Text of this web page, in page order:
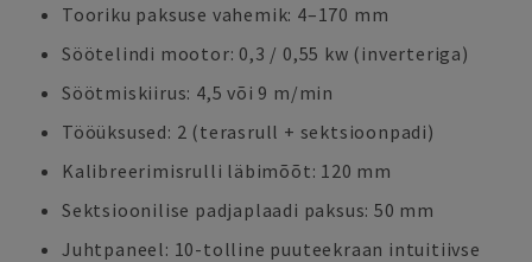
Tooriku paksuse vahemik: 4–170 mm
Söötelindi mootor: 0,3 / 0,55 kw (inverteriga)
Söötmiskiirus: 4,5 või 9 m/min
Tööüksused: 2 (terasrull + sektsioonpadi)
Kalibreerimisrulli läbimõõt: 120 mm
Sektsioonilise padjaplaadi paksus: 50 mm
Juhtpaneel: 10-tolline puuteekraan intuitiivse